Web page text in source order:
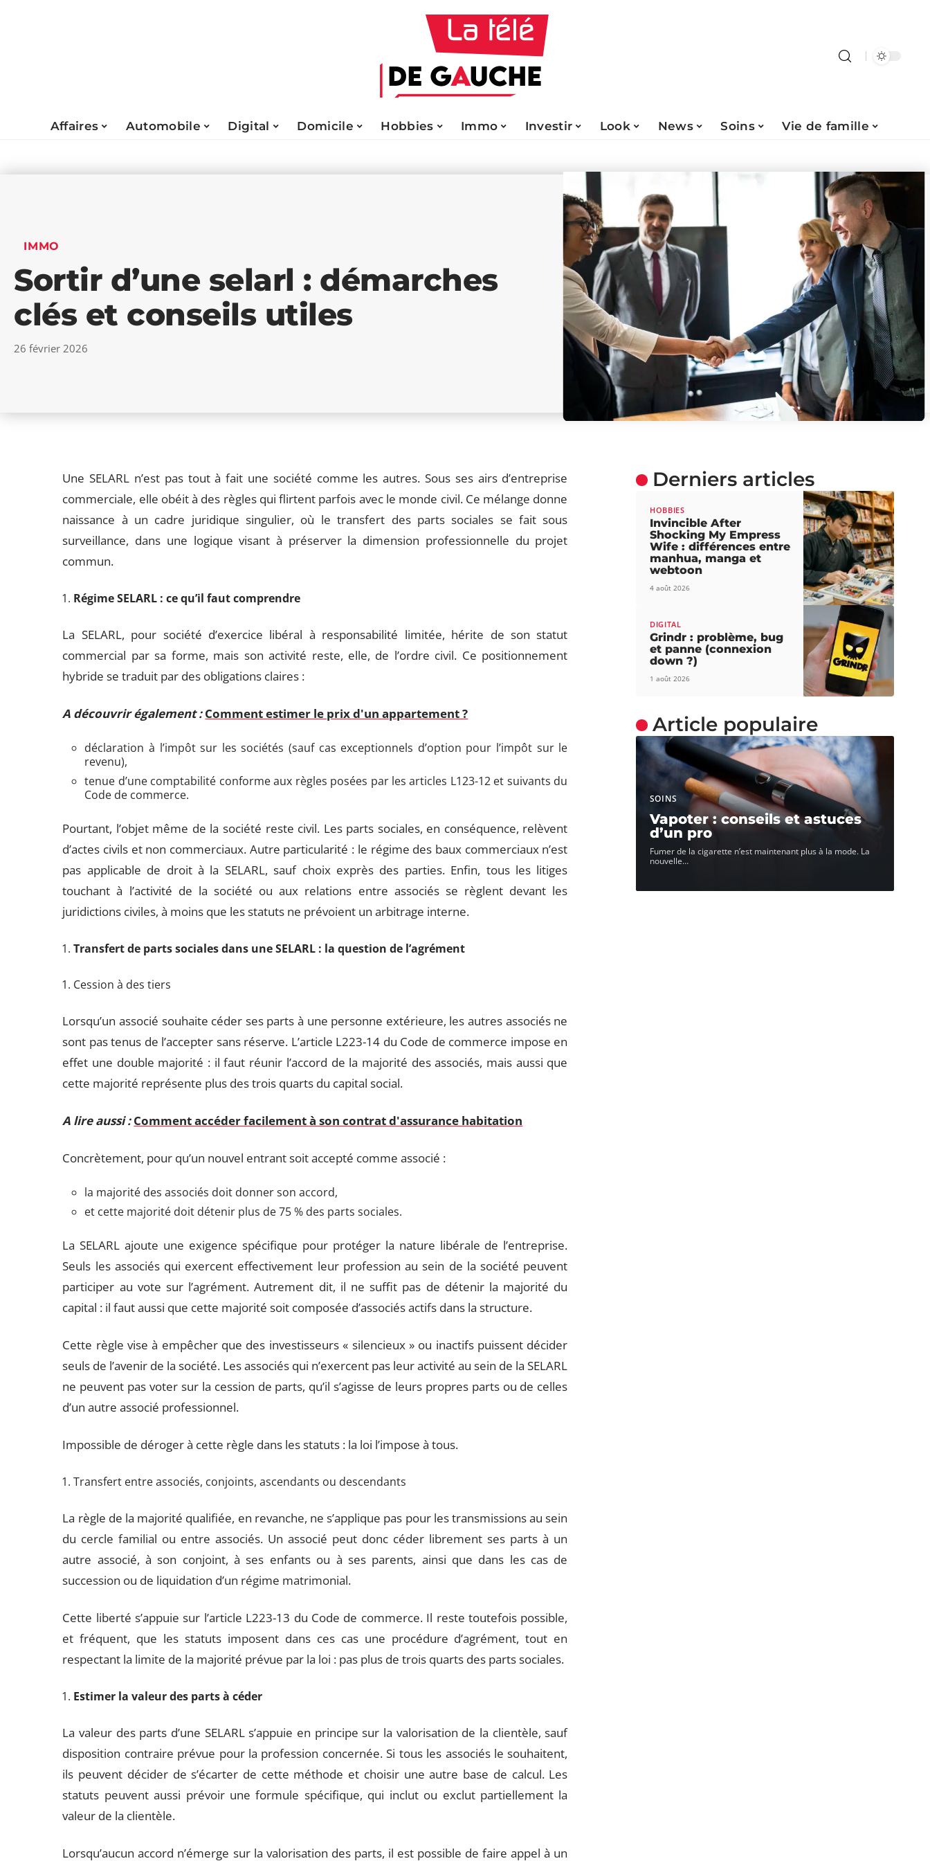
Affaires Automobile Digital Domicile Hobbies Immo Investir Look News Soins Vie de famille
IMMO
Sortir d’une selarl : démarches
clés et conseils utiles
26 février 2026
Une SELARL n’est pas tout à fait une société comme les autres. Sous ses airs d’entreprise
commerciale, elle obéit à des règles qui flirtent parfois avec le monde civil. Ce mélange donne
naissance à un cadre juridique singulier, où le transfert des parts sociales se fait sous
surveillance, dans une logique visant à préserver la dimension professionnelle du projet
commun.
Régime SELARL : ce qu’il faut comprendre
La SELARL, pour société d’exercice libéral à responsabilité limitée, hérite de son statut
commercial par sa forme, mais son activité reste, elle, de l’ordre civil. Ce positionnement
hybride se traduit par des obligations claires :
A découvrir également : Comment estimer le prix d'un appartement ?
déclaration à l’impôt sur les sociétés (sauf cas exceptionnels d’option pour l’impôt sur le
revenu),
tenue d’une comptabilité conforme aux règles posées par les articles L123-12 et suivants du
Code de commerce.
Pourtant, l’objet même de la société reste civil. Les parts sociales, en conséquence, relèvent
d’actes civils et non commerciaux. Autre particularité : le régime des baux commerciaux n’est
pas applicable de droit à la SELARL, sauf choix exprès des parties. Enfin, tous les litiges
touchant à l’activité de la société ou aux relations entre associés se règlent devant les
juridictions civiles, à moins que les statuts ne prévoient un arbitrage interne.
Transfert de parts sociales dans une SELARL : la question de l’agrément
Cession à des tiers
Lorsqu’un associé souhaite céder ses parts à une personne extérieure, les autres associés ne
sont pas tenus de l’accepter sans réserve. L’article L223-14 du Code de commerce impose en
effet une double majorité : il faut réunir l’accord de la majorité des associés, mais aussi que
cette majorité représente plus des trois quarts du capital social.
A lire aussi : Comment accéder facilement à son contrat d'assurance habitation
Concrètement, pour qu’un nouvel entrant soit accepté comme associé :
la majorité des associés doit donner son accord,
et cette majorité doit détenir plus de 75 % des parts sociales.
La SELARL ajoute une exigence spécifique pour protéger la nature libérale de l’entreprise.
Seuls les associés qui exercent effectivement leur profession au sein de la société peuvent
participer au vote sur l’agrément. Autrement dit, il ne suffit pas de détenir la majorité du
capital : il faut aussi que cette majorité soit composée d’associés actifs dans la structure.
Cette règle vise à empêcher que des investisseurs « silencieux » ou inactifs puissent décider
seuls de l’avenir de la société. Les associés qui n’exercent pas leur activité au sein de la SELARL
ne peuvent pas voter sur la cession de parts, qu’il s’agisse de leurs propres parts ou de celles
d’un autre associé professionnel.
Impossible de déroger à cette règle dans les statuts : la loi l’impose à tous.
Transfert entre associés, conjoints, ascendants ou descendants
La règle de la majorité qualifiée, en revanche, ne s’applique pas pour les transmissions au sein
du cercle familial ou entre associés. Un associé peut donc céder librement ses parts à un
autre associé, à son conjoint, à ses enfants ou à ses parents, ainsi que dans les cas de
succession ou de liquidation d’un régime matrimonial.
Cette liberté s’appuie sur l’article L223-13 du Code de commerce. Il reste toutefois possible,
et fréquent, que les statuts imposent dans ces cas une procédure d’agrément, tout en
respectant la limite de la majorité prévue par la loi : pas plus de trois quarts des parts sociales.
Estimer la valeur des parts à céder
La valeur des parts d’une SELARL s’appuie en principe sur la valorisation de la clientèle, sauf
disposition contraire prévue pour la profession concernée. Si tous les associés le souhaitent,
ils peuvent décider de s’écarter de cette méthode et choisir une autre base de calcul. Les
statuts peuvent aussi prévoir une formule spécifique, qui inclut ou exclut partiellement la
valeur de la clientèle.
Lorsqu’aucun accord n’émerge sur la valorisation des parts, il est possible de faire appel à un
Derniers articles
HOBBIES
Invincible After
Shocking My Empress
Wife : différences entre
manhua, manga et
webtoon
4 août 2026
DIGITAL
Grindr : problème, bug
et panne (connexion
down ?)
1 août 2026
Article populaire
SOINS
Vapoter : conseils et astuces
d’un pro
Fumer de la cigarette n’est maintenant plus à la mode. La
nouvelle…